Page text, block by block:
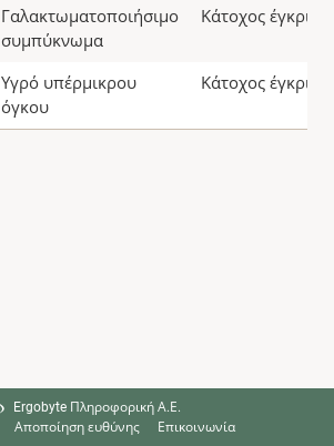
Γαλακτωματοποιήσιμο
συμπύκνωμα
Κάτοχος
Υγρό υπέρμικρου
όγκου
Κάτοχος
Ergobyte Πληροφορική Α.Ε.
Αποποίηση ευθύνης Επικοινωνία